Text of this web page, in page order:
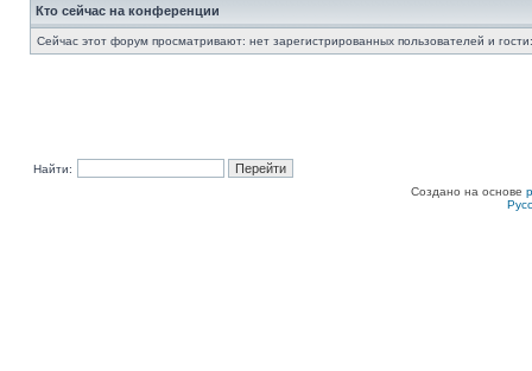
Кто сейчас на конференции
Сейчас этот форум просматривают: нет зарегистрированных пользователей и
Найти:
Создано на основе